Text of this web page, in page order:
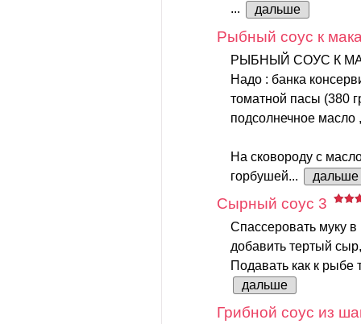
...
дальше
Рыбный соус к
РЫБНЫЙ СОУС К
Надо : банка
томатной пасы (380
подсолнечное
На сковороду с
горбушей...
дальше
Сырный соус 3
Спассеровать муку
добавить тертый
Подавать как к рыбе
дальше
Грибной соус из